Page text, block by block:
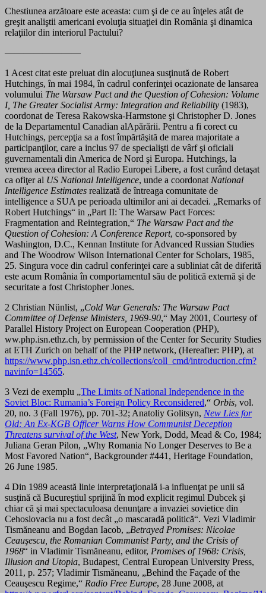
Chestiunea arzătoare este aceasta: cum şi de ce au înţeles atât de
greşit analiştii americani evoluţia situaţiei din România şi dinamica
relaţiilor din interiorul Pactului?
————————
1 Acest citat este preluat din alocuţiunea susţinută de Robert
Hutchings, în mai 1984, în cadrul conferinţei ocazionate de lansarea
volumului The Warsaw Pact and the Question of Cohesion: Volume
I, The Greater Socialist Army: Integration and Reliability (1983),
coordonat de Teresa Rakowska-Harmstone şi Christopher D. Jones
de la Departamentul Canadian alApărării. Pentru a fi corect cu
Hutchings, percepţia sa a fost împărtăşită de marea majoritate a
participanţilor, care a inclus 97 de specialişti de vârf şi oficiali
guvernamentali din America de Nord şi Europa. Hutchings, la
vremea aceea director al Radio Europei Libere, a fost curând detaşat
ca ofiţer al US National Intelligence, unde a coordonat National
Intelligence Estimates realizată de întreaga comunitate de
intelligence a SUA pe perioada ultimilor ani ai decadei. „Remarks of
Robert Hutchings“ in „Part II: The Warsaw Pact Forces:
Fragmentation and Reintegration,“ The Warsaw Pact and the
Question of Cohesion: A Conference Report, co-sponsored by
Washington, D.C., Kennan Institute for Advanced Russian Studies
and The Woodrow Wilson International Center for Scholars, 1985,
25. Singura voce din cadrul conferinţei care a subliniat cât de diferită
este acum România în comportamentul său de politică externă şi de
securitate a fost Christopher Jones.
2 Christian Nünlist, „Cold War Generals: The Warsaw Pact
Committee of Defense Ministers, 1969-90,“ May 2001, Courtesy of
Parallel History Project on European Cooperation (PHP),
ww.php.isn.ethz.ch, by permission of the Center for Security Studies
at ETH Zurich on behalf of the PHP network, (Hereafter: PHP), at
https://www.php.isn.ethz.ch/collections/coll_cmd/introduction.cfm?
navinfo=14565.
3 Vezi de exemplu „The Limits of National Independence in the
Soviet Bloc: Rumania’s Foreign Policy Reconsidered,“ Orbis, vol.
20, no. 3 (Fall 1976), pp. 701-32; Anatoliy Golitsyn, New Lies for
Old: An Ex-KGB Officer Warns How Communist Deception
Threatens survival of the West, New York, Dodd, Mead & Co, 1984;
Juliana Geran Pilon, „Why Romania No Longer Deserves to Be a
Most Favored Nation“, Backgrounder #441, Heritage Foundation,
26 June 1985.
4 Din 1989 această linie interpretaţională i-a influenţat pe unii să
susţină că Bucureştiul sprijină în mod explicit regimul Dubcek şi
chiar că şi mai spectaculoasa denunţare a invaziei sovietice din
Cehoslovacia nu a fost decât „o mascaradă politică“. Vezi Vladimir
Tismăneanu and Bogdan Iacob, „Betrayed Promises: Nicolae
Ceauşescu, the Romanian Communist Party, and the Crisis of
1968“ in Vladimir Tismăneanu, editor, Promises of 1968: Crisis,
Illusion and Utopia, Budapest, Central European University Press,
2011, p. 257; Vladimir Tismăneanu, „Behind the Façade of the
Ceauşescu Regime,“ Radio Free Europe, 28 June 2008, at